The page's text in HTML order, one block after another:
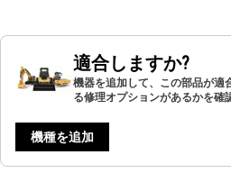
適合しますか?
機器を追加して、この部品が適
る修理オプションがあるかを確
機種を追加